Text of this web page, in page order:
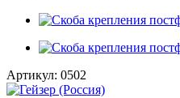
Артикул: 0502